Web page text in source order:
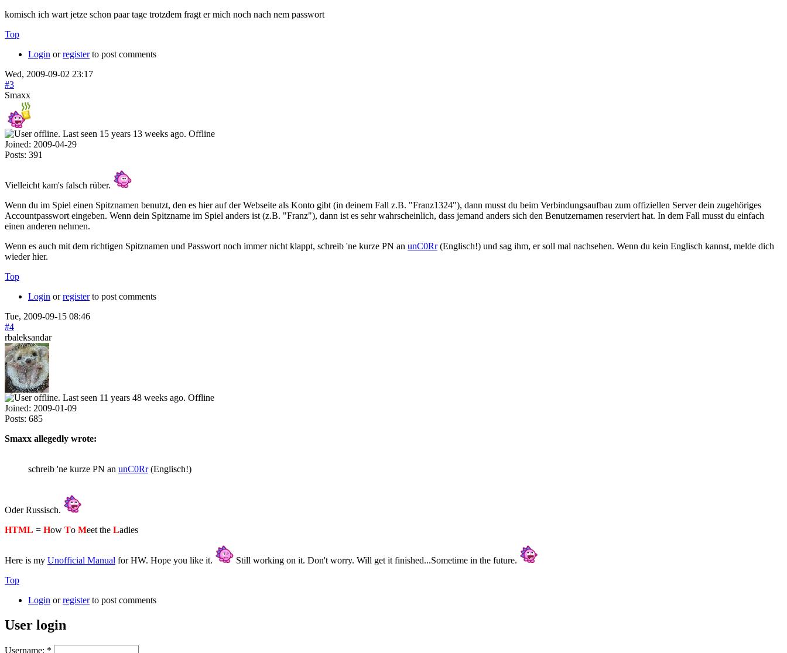
komisch ich wart jetze schon paar tage trotzdem fragt er mich noch nach nem passwort
Top
Login orregisterto post comments
Wed, 2009-09-02 23:17
#3
Smaxx
Offline
Joined: 2009-04-29
Posts: 391
Vielleicht kam's falsch rüber.
Wenn du im Spiel einen Spitznamen benutzt, den es hier auf der Webseite als Konto gibt (in deinem Fall z.B. "Franz1324"), dann musst du beim Verbindungsaufbau zum offiziellen Server dein zugehöriges
Accountpasswort eingeben. Wenn dein Spitzname im Spiel anders ist (z.B. "Franz"), dann ist es sehr wahrscheinlich, dass jemand anders sich den Benutzernamen reserviert hat. In dem Fall musst du einfach
einen anderen nehmen.
Wenn es auch mit dem richtigen Spitznamen und Passwort noch immer nicht klappt, schreib 'ne kurze PN an unC0Rr(Englisch!) und sag ihm, er soll mal nachsehen. Wenn du kein Englisch kannst, melde dich
wieder hier.
Top
Login orregisterto post comments
Tue, 2009-09-15 08:46
#4
rbaleksandar
Offline
Joined: 2009-01-09
Posts: 685
Smaxx allegedly wrote:
schreib 'ne kurze PN an unC0Rr(Englisch!)
Oder Russisch.
HTML = How To Meet the Ladies
Here is my Unofficial Manual for HW. Hope you like it.
Still working on it. Don't worry. Will get it finished...Sometime in the future.
Top
Login orregisterto post comments
User login
Username: *